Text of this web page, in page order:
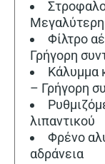
Μεγαλύτερη
Φίλτρο
Γρήγορη
Κάλυμμα
– Γρήγορη
λιπαντικού​
Φρένο
αδράνεια